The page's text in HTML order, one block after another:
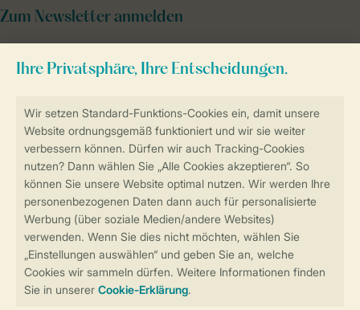
Sicherstellung Deiner Privatsphäre
Sicher und schnell zur Online-Buchung
Sichere Datenübertragung
Sicheres Bezahlen
Zum Newsletter anmelden